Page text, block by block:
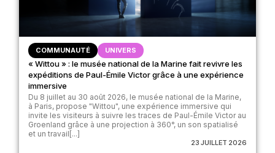
COMMUNAUTÉ UNIVERS
« Wittou » : le musée national de la Marine fait revivre les
expéditions de Paul-Émile Victor grâce à une expérience
immersive
Du 8 juillet au 30 août 2026, le musée national de la Marine,
à Paris, propose "Wittou", une expérience immersive qui
invite les visiteurs à suivre les traces de Paul-Émile Victor au
Groenland grâce à une projection à 360°, un son spatialisé
et un travail[...]
23 JUILLET 2026